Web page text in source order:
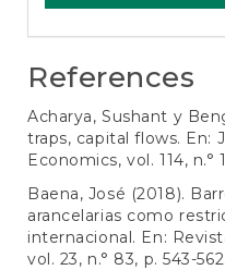
References
Acharya, Sushant y
traps, capital flows. En:
Economics, vol. 114, n.°
Baena, José (2018).
arancelarias como
internacional. En:
vol. 23, n.° 83, p. 543-562.